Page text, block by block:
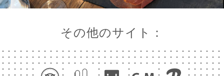
その他のサイト：